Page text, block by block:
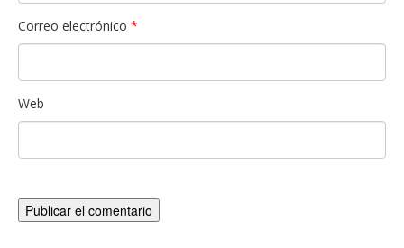
Correo electrónico *
Web